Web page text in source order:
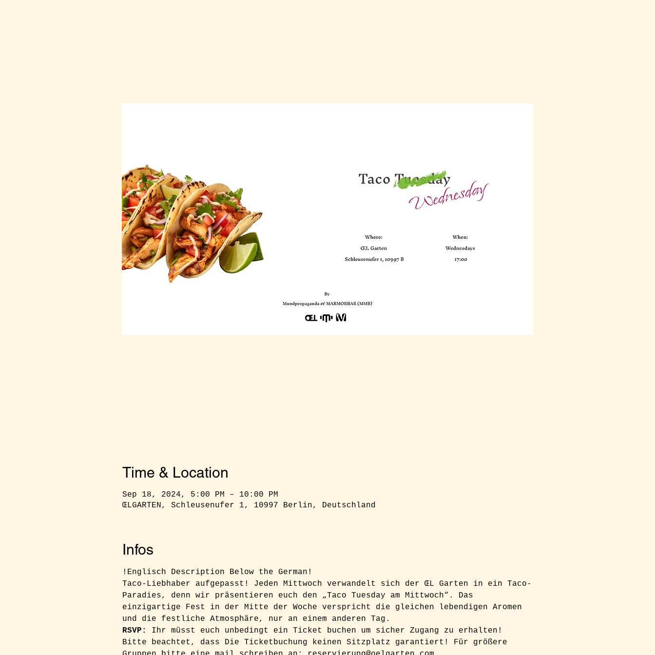
Time & Location
Sep 18, 2024, 5:00 PM – 10:00 PM
ŒLGARTEN, Schleusenufer 1, 10997 Berlin, Deutschland
Infos
!Englisch Description Below the German!
Taco-Liebhaber aufgepasst! Jeden Mittwoch verwandelt sich der ŒL Garten in ein Taco-
Paradies, denn wir präsentieren euch den „Taco Tuesday am Mittwoch“. Das
einzigartige Fest in der Mitte der Woche verspricht die gleichen lebendigen Aromen
und die festliche Atmosphäre, nur an einem anderen Tag.
RSVP: Ihr müsst euch unbedingt ein Ticket buchen um sicher Zugang zu erhalten!
Bitte beachtet, dass Die Ticketbuchung keinen Sitzplatz garantiert! Für größere